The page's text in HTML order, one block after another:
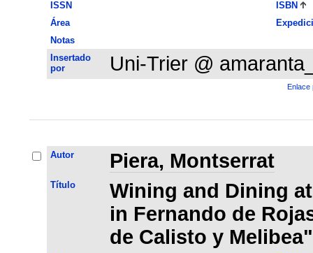
ISSN
ISBN
Área
Notas
Insertado
por
Uni-Trier @
Enlace
Autor Piera, Montserrat
Título
Wining and Dining
in Fernando de
de Calisto y Melibea"